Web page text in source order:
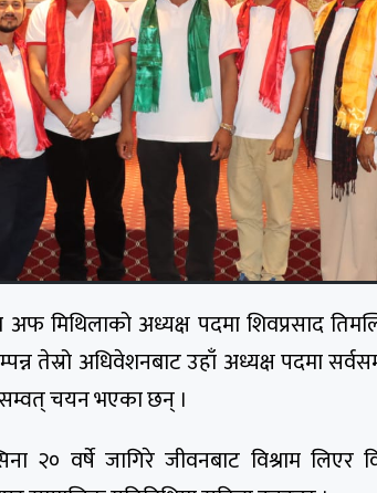
मिथिलाको अध्यक्ष पदमा शिवप्रसाद
तेस्रो अधिवेशनबाट उहाँ अध्यक्ष पदमा
चयन भएका छन् ।
२० वर्षे जागिरे जीवनबाट विश्राम लिएर